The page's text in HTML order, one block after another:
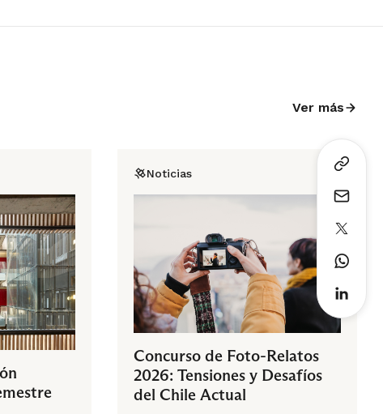
Ver más
Noticias
Concurso de Foto-Relatos
2026: Tensiones y Desafíos
del Chile Actual